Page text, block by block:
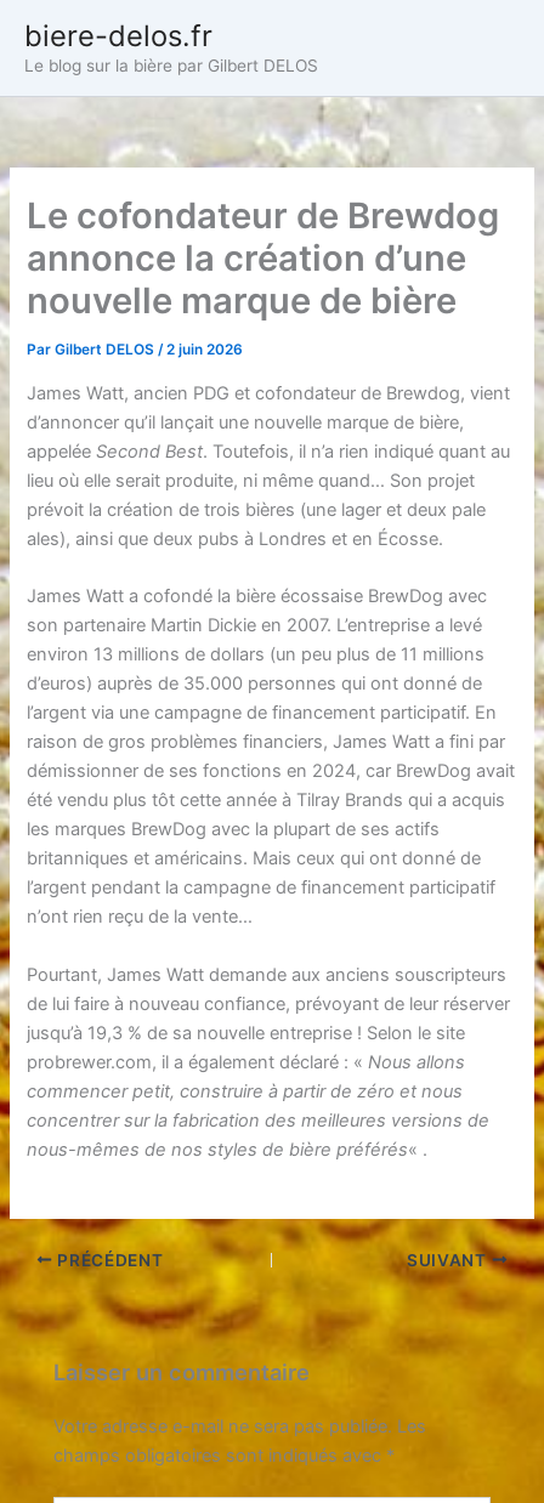
contenu
biere-delos.fr
Le blog sur la bière par Gilbert DELOS
Le cofondateur de Brewdog
annonce la création d’une
nouvelle marque de bière
ParGilbert DELOS/2 juin 2026
James Watt, ancien PDG et cofondateur de Brewdog, vient
d’annoncer qu’il lançait une nouvelle marque de bière,
appeléeSecond Best. Toutefois, il n’a rien indiqué quant au
lieu où elle serait produite, ni même quand… Son projet
prévoit la création de trois bières (une lager et deux pale
ales), ainsi que deux pubs à Londres et en Écosse.
James Watt a cofondé la bière écossaise BrewDog avec
son partenaire Martin Dickie en 2007. L’entreprise a levé
environ 13 millions de dollars (un peu plus de 11 millions
d’euros) auprès de 35.000 personnes qui ont donné de
l’argent via une campagne de financement participatif. En
raison de gros problèmes financiers, James Watt a fini par
démissionner de ses fonctions en 2024, car BrewDog avait
été vendu plus tôt cette année à Tilray Brands qui a acquis
les marques BrewDog avec la plupart de ses actifs
britanniques et américains. Mais ceux qui ont donné de
l’argent pendant la campagne de financement participatif
n’ont rien reçu de la vente…
Pourtant, James Watt demande aux anciens souscripteurs
de lui faire à nouveau confiance, prévoyant de leur réserver
jusqu’à 19,3 % de sa nouvelle entreprise ! Selon le site
probrewer.com, il a également déclaré : « Nous allons
commencer petit, construire à partir de zéro et nous
concentrer sur la fabrication des meilleures versions de
nous-mêmes de nos styles de bière préférés« .
PRÉCÉDENT SUIVANT
Laisser un commentaire
Votre adresse e-mail ne sera pas publiée. Les
champs obligatoires sont indiqués avec *